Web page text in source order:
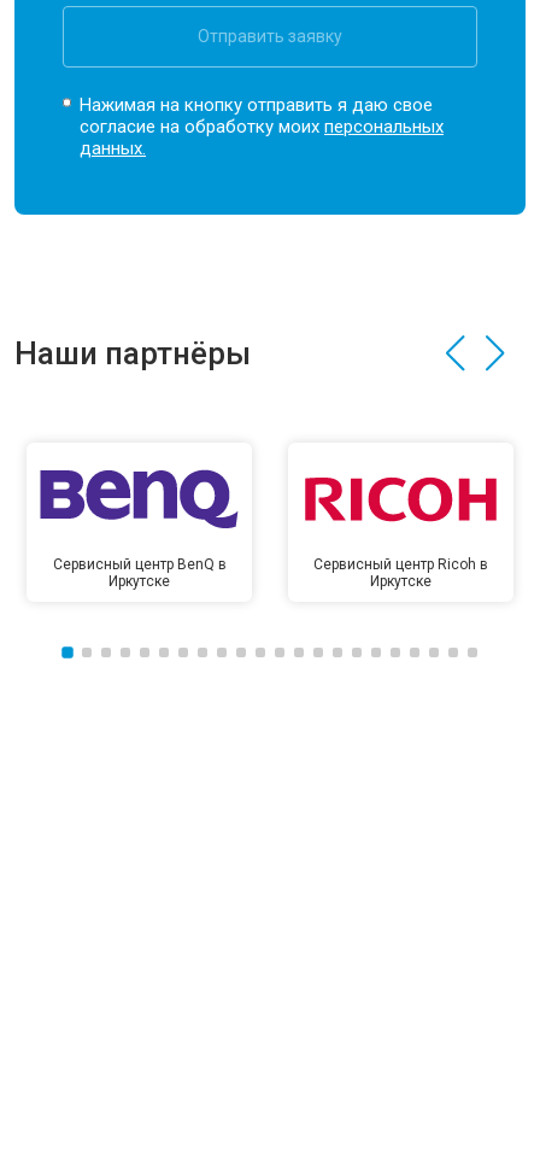
Отправить заявку
Нажимая на кнопку отправить я даю свое
согласие на обработку моихперсональных
данных.
Наши партнёры
Сервисный центр BenQ в
Иркутске
Сервисный центр Ricoh в
Иркутске